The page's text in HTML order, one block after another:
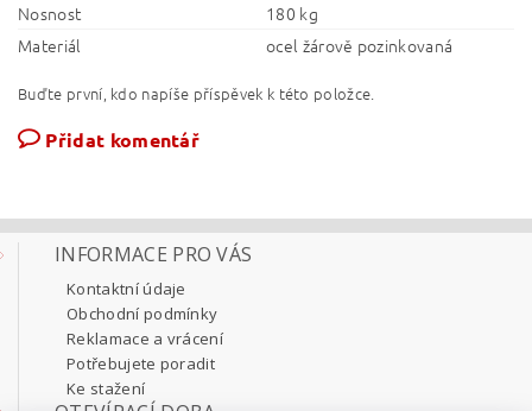
Nosnost
180 kg
Materiál
ocel žárově pozinkovaná
Buďte první, kdo napíše příspěvek k této položce.
Přidat komentář
INFORMACE PRO VÁS
Kontaktní údaje
Obchodní podmínky
Reklamace a vrácení
Potřebujete poradit
Ke stažení